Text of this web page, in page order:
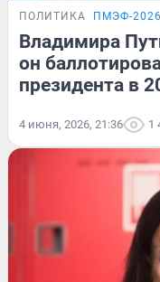
ПОЛИТИКА ПМЭФ-2026
Владимира
он
президента в
4 июня, 2026, 21:36 1